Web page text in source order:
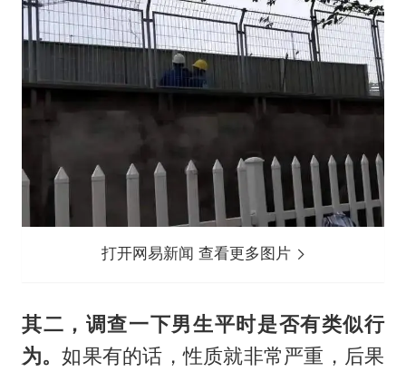
打开网易新闻 查看更多图片
其二，调查一下男生平时是否有类似行
为。如果有的话，性质就非常严重，后果